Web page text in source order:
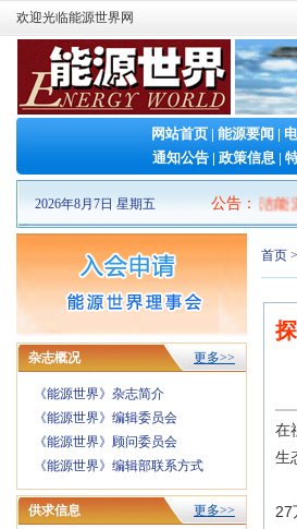
欢迎光临能源世界网
网站首页 | 能源要闻 |
通知公告 | 政策信息 |
2026年8月7日 星期五 公告 ：
2026山东清洁能源 产业
杂志概况 更多>>
《能源世界》杂志简介
《能源世界》编辑委员会
《能源世界》顾问委员会
《能源世界》编辑部联系方式
供求信息 更多>>
首页
在
生
27